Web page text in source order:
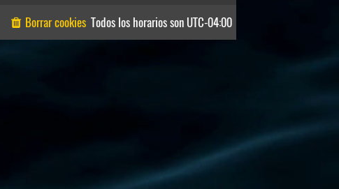
Todos los horarios son UTC-04:00
Borrar cookies